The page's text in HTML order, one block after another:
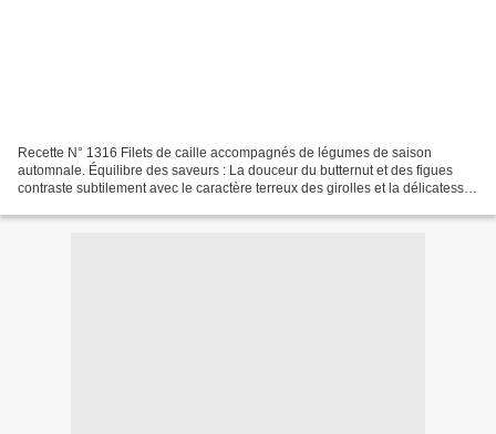
Recette N° 1316 Filets de caille accompagnés de légumes de saison
automnale. Équilibre des saveurs : La douceur du butternut et des figues
contraste subtilement avec le caractère terreux des girolles et la délicatesse